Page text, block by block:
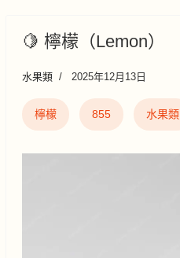
🍋 檸檬（Lemon）
水果類 2025年12月13日
檸檬 855 水果類